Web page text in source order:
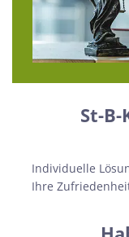
St-
Individuelle
Ihre